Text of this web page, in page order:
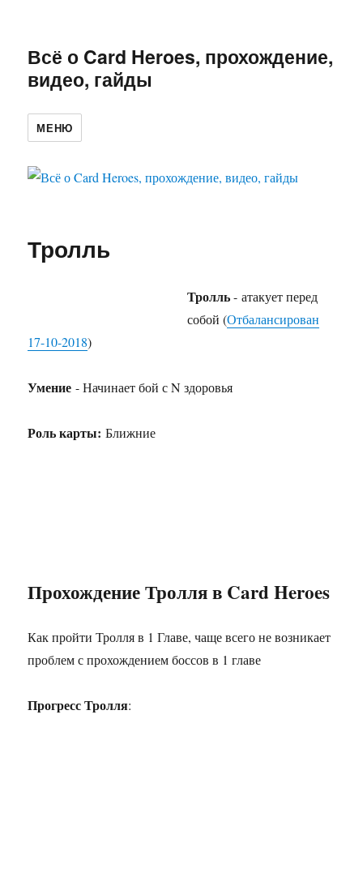
Всё о Card Heroes, прохождение,
видео, гайды
МЕНЮ
Тролль
Тролль- атакует перед
собой (Отбалансирован
17-10-2018)
Умение - Начинает бой с N здоровья
Роль карты: Ближние
Прохождение Тролля в Card Heroes
Как пройти Тролля в 1 Главе, чаще всего не возникает
проблем с прохождением боссов в 1 главе
Прогресс Тролля: